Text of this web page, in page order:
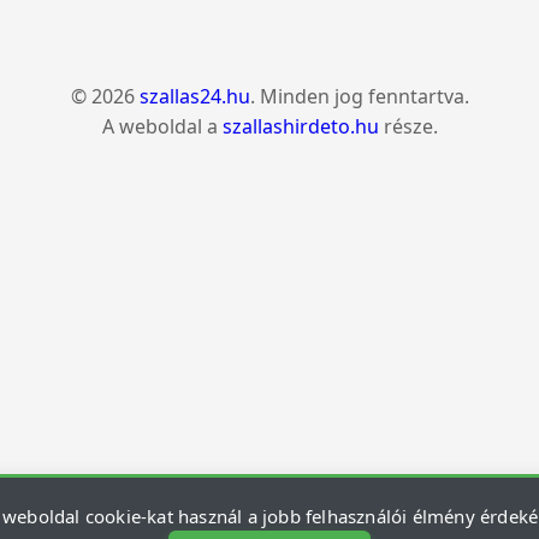
© 2026szallas24.hu. Minden jog fenntartva.
A weboldal a szallashirdeto.hu része.
weboldal cookie-kat használ a jobb felhasználói élmény